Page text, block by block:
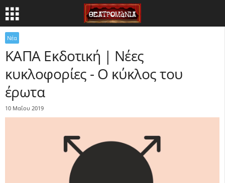
Νέα
ΚΑΠΑ Εκδοτική | Νέες
κυκλοφορίες - Ο κύκλος του
έρωτα
10 Μαΐου 2019